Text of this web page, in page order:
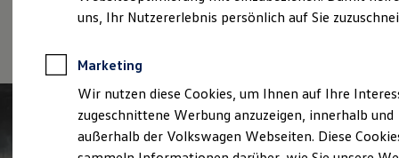
Großkunden
Behörden
Anpfiff zum Gewinn
Elektroautos
ID. Tutorials
Elektrofahrzeugkonzepte
Impressum & Rechtliches)
uns, Ihr Nutzererlebnis persönlich auf Sie
Marketing
Wir nutzen diese Cookies, um Ihnen auf Ihre
zugeschnittene Werbung anzuzeigen, innerhalb und
außerhalb der Volkswagen Webseiten. Diese